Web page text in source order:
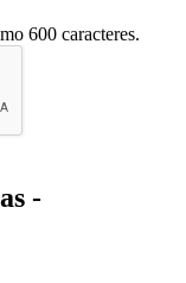
600 caracteres.
-